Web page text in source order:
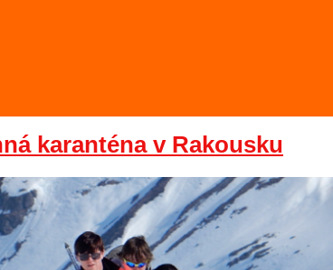
karanténa v Rakousku